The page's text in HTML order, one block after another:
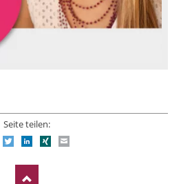
Seite teilen:
FacebookTwitterLinkedIn
Xing